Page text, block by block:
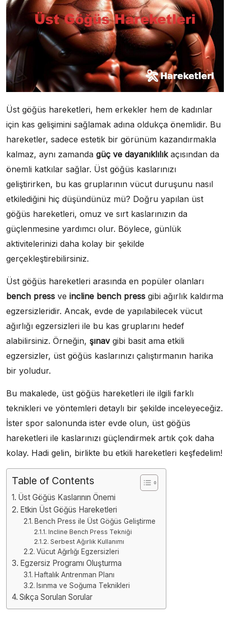
Üst göğüs hareketleri, hem erkekler hem de kadınlar
için kas gelişimini sağlamak adına oldukça önemlidir. Bu
hareketler, sadece estetik bir görünüm kazandırmakla
kalmaz, aynı zamanda güç ve dayanıklılıkaçısından da
önemli katkılar sağlar. Üst göğüs kaslarınızı
geliştirirken, bu kas gruplarının vücut duruşunu nasıl
etkilediğini hiç düşündünüz mü? Doğru yapılan üst
göğüs hareketleri, omuz ve sırt kaslarınızın da
güçlenmesine yardımcı olur. Böylece, günlük
aktivitelerinizi daha kolay bir şekilde
gerçekleştirebilirsiniz.
Üst göğüs hareketleri arasında en popüler olanları
bench press ve incline bench press gibi ağırlık kaldırma
egzersizleridir. Ancak, evde de yapılabilecek vücut
ağırlığı egzersizleri ile bu kas gruplarını hedef
alabilirsiniz. Örneğin, şınavgibi basit ama etkili
egzersizler, üst göğüs kaslarınızı çalıştırmanın harika
bir yoludur.
Bu makalede, üst göğüs hareketleri ile ilgili farklı
teknikleri ve yöntemleri detaylı bir şekilde inceleyeceğiz.
İster spor salonunda ister evde olun, üst göğüs
hareketleri ile kaslarınızı güçlendirmek artık çok daha
kolay. Hadi gelin, birlikte bu etkili hareketleri keşfedelim!
Table of Contents
Üst Göğüs Kaslarının Önemi
Etkin Üst Göğüs Hareketleri
Bench Press ile Üst Göğüs Geliştirme
Incline Bench Press Tekniği
Serbest Ağırlık Kullanımı
Vücut Ağırlığı Egzersizleri
Egzersiz Programı Oluşturma
Haftalık Antrenman Planı
Isınma ve Soğuma Teknikleri
Sıkça Sorulan Sorular